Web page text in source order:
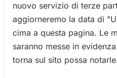
nuovo servizio di terze
aggiorneremo la data di
cima a questa pagina. Le
saranno messe in
torna sul sito possa